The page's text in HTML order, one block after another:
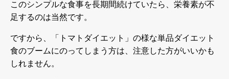
このシンプルな食事を長期間続けていたら、栄養素が不
足するのは当然です。
ですから、「トマトダイエット」の様な単品ダイエット
食のブームにのってしまう方は、注意した方がいいかも
しれません。